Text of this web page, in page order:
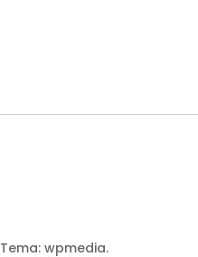
Tema: wpmedia.